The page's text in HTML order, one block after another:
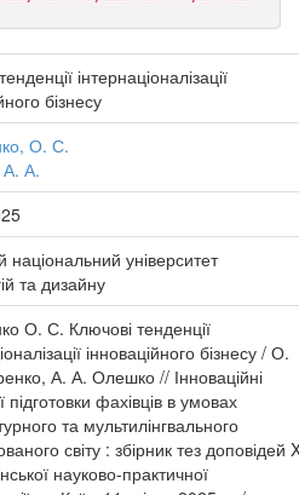
інтернаціоналізації
бізнесу
О. С.
А.
національний університет
та дизайну
О. С. Ключові тенденції
інноваційного бізнесу / О.
А. А. Олешко // Інноваційні
підготовки фахівців в умовах
та мультилінгвального
світу : збірник тез доповідей
науково-практичної